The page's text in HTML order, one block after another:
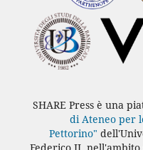
SHARE Press è una
di Ateneo per
Pettorino"